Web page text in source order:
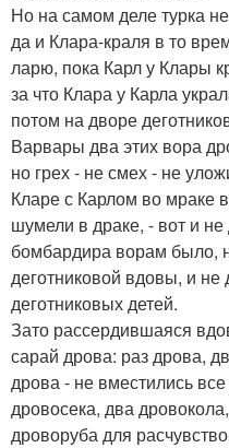
Но на самом деле турка
да и Клара-краля в то
ларю, пока Карл у Клары
за что Клара у Карла
потом на дворе
Варвары два этих вора
но грех - не смех - не
Кларе с Карлом во мраке
шумели в драке, - вот и не
бомбардира ворам было,
деготниковой вдовы, и не
деготниковых детей.
Зато рассердившаяся
сарай дрова: раз дрова,
дрова - не вместились
дровосека, два
дроворуба для